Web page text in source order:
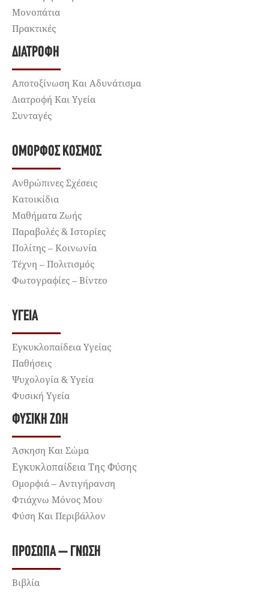
Μονοπάτια
Πρακτικές
ΔΙΑΤΡΟΦΉ
Αποτοξίνωση Και Αδυνάτισμα
Διατροφή Και Υγεία
Συνταγές
ΌΜΟΡΦΟΣ ΚΌΣΜΟΣ
Ανθρώπινες Σχέσεις
Κατοικίδια
Μαθήματα Ζωής
Παραβολές & Ιστορίες
Πολίτης – Κοινωνία
Τέχνη – Πολιτισμός
Φωτογραφίες – Βίντεο
ΥΓΕΊΑ
Εγκυκλοπαίδεια Υγείας
Παθήσεις
Ψυχολογία & Υγεία
Φυσική Υγεία
ΦΥΣΙΚΉ ΖΩΉ
Άσκηση Και Σώμα
Εγκυκλοπαίδεια Της Φύσης
Ομορφιά – Αντιγήρανση
Φτιάχνω Μόνος Μου
Φύση Και Περιβάλλον
ΠΡΌΣΩΠΑ – ΓΝΏΣΗ
Βιβλία